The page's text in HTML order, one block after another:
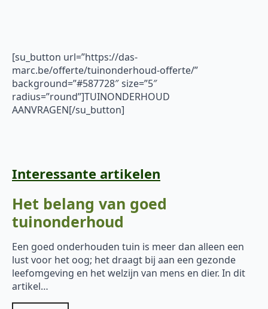
[su_button url=”https://das-
marc.be/offerte/tuinonderhoud-offerte/”
background=”#587728″ size=”5″
radius=”round”]TUINONDERHOUD
AANVRAGEN[/su_button]
Interessante artikelen
Het belang van goed
tuinonderhoud
Een goed onderhouden tuin is meer dan alleen een
lust voor het oog; het draagt bij aan een gezonde
leefomgeving en het welzijn van mens en dier. In dit
artikel…